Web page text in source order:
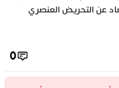
عن التحريض العنصري
0